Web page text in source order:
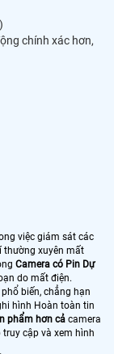
chính xác hơn,
việc giám sát các
thường xuyên mất
Camera có Pin Dự
do mất điện.
biến, chẳng hạn
hình Hoàn toàn tin
phẩm hơn cả camera
cập và xem hình